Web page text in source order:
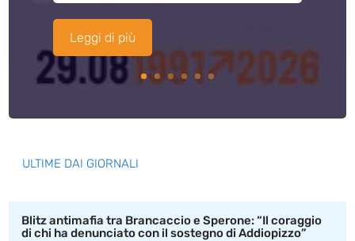
Leggi di più
ULTIME DAI GIORNALI
Blitz antimafia tra Brancaccio e Sperone: “Il coraggio
di chi ha denunciato con il sostegno di Addiopizzo”